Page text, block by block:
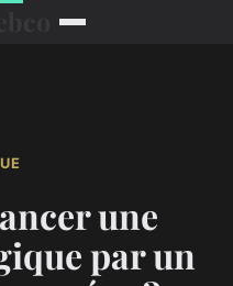
une
par un